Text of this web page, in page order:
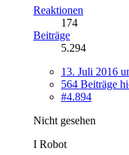
Reaktionen
174
Beiträge
5.294
13. Juli 2016
564 Beiträge
#4.894
Nicht gesehen
I Robot